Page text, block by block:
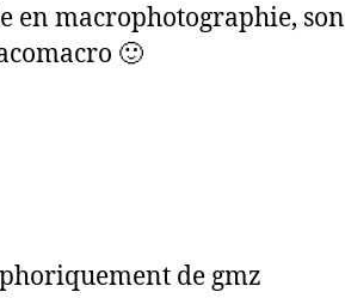
en macrophotographie, son
🙂
de gmz